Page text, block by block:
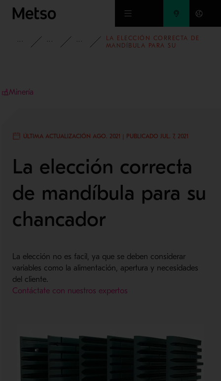
Ir al contenido principal
INFORMACIÓN
BLOG BLOG DE MINERÍA Y METALES
LA ELECCIÓN CORRECTA DE
MANDÍBULA PARA SU
Minería
ÚLTIMA ACTUALIZACIÓN AGO. 2021 | PUBLICADO JUL. 7, 2021
La elección correcta
de mandíbula para su
chancador
La elección no es facil, ya que se deben considerar
variables como la alimentación, apertura y necesidades
del cliente.
Contáctate con nuestros expertos